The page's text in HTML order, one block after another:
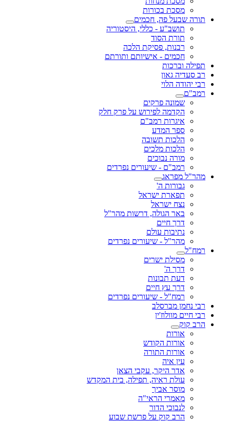
מסכת בכורות
תורה שבעל פה, חכמים
תושב"ע - כללי, היסטוריה
תורת הסוד
רבנות, פסיקת הלכה
חכמים - אישיותם ותורתם
תפילה וברכות
רב סעדיה גאון
רבי יהודה הלוי
רמב"ם
שמונה פרקים
הקדמה לפירוש על פרק חלק
איגרות רמב"ם
ספר המדע
הלכות תשובה
הלכות מלכים
מורה נבוכים
רמב"ם - שיעורים נפרדים
מהר"ל מפראג
גבורות ה'
תפארת ישראל
נצח ישראל
באר הגולה, דרשות מהר"ל
דרך חיים
נתיבות עולם
מהר"ל - שיעורים נפרדים
רמח"ל
מסילת ישרים
דרך ה'
דעת תבונות
דרך עץ חיים
רמח"ל - שיעורים נפרדים
רבי נחמן מברסלב
רבי חיים מוולוז'ין
הרב קוק
אורות
אורות הקודש
אורות התורה
עין איה
אדר היקר, עקבי הצאן
עולת ראיה, תפילה, בית המקדש
מוסר אביך
מאמרי הראי"ה
לנבוכי הדור
הרב קוק על פרשת שבוע